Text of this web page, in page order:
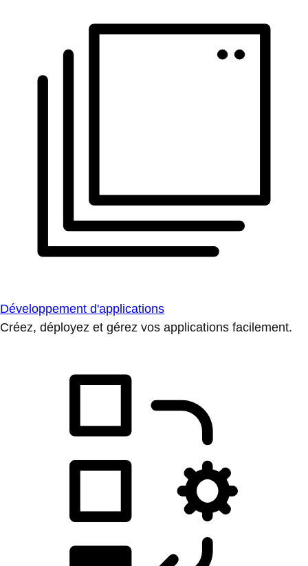
Développement d'applications
Créez, déployez et gérez vos applications facilement.